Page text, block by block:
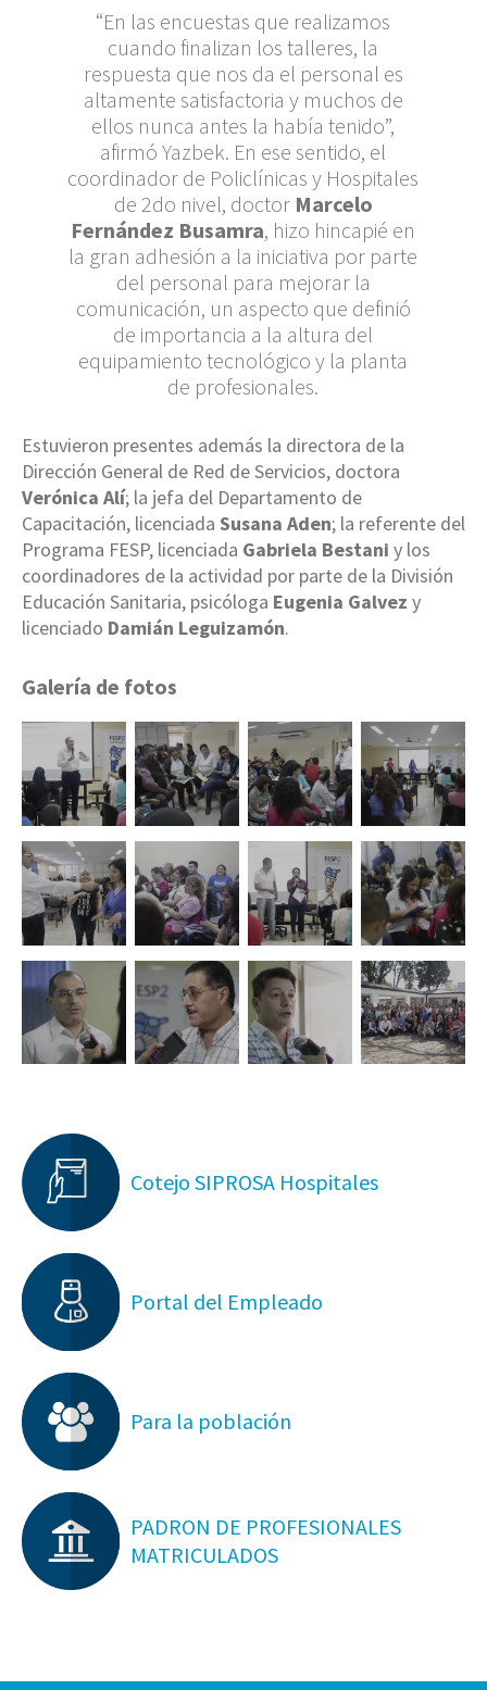
“En las encuestas que realizamos
cuando finalizan los talleres, la
respuesta que nos da el personal es
altamente satisfactoria y muchos de
ellos nunca antes la había tenido”,
afirmó Yazbek. En ese sentido, el
coordinador de Policlínicas y Hospitales
de 2do nivel, doctor Marcelo
Fernández Busamra, hizo hincapié en
la gran adhesión a la iniciativa por parte
del personal para mejorar la
comunicación, un aspecto que definió
de importancia a la altura del
equipamiento tecnológico y la planta
de profesionales.
Estuvieron presentes además la directora de la
Dirección General de Red de Servicios, doctora
Verónica Alí; la jefa del Departamento de
Capacitación, licenciada Susana Aden; la referente del
Programa FESP, licenciada Gabriela Bestani y los
coordinadores de la actividad por parte de la División
Educación Sanitaria, psicóloga Eugenia Galvez y
licenciado Damián Leguizamón.
Galería de fotos
Cotejo SIPROSA Hospitales
Portal del Empleado
Para la población
PADRON DE PROFESIONALES
MATRICULADOS